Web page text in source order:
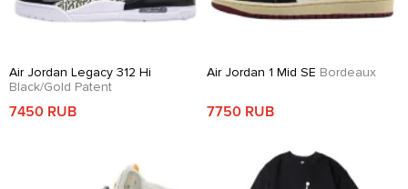
Air Jordan Legacy 312 Hi
Black/Gold Patent
7450 RUB
Air Jordan 1 Mid SE Bordeaux
7750 RUB